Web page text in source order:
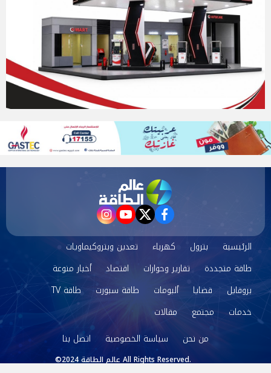
facebook
twitter
youtube
instagram
الرئيسية بترول كهرباء
تعدين وبتروكيماويات
طاقة متجددة
تقارير وحوارات اقتصاد
أخبار منوعة
بروفايل
قضايا ألبومات طاقة سبورت
طاقة TV
خدمات
مجتمع
مقالات
من نحن
سياسة الخصوصية اتصل بنا
©2024 عالم الطاقة All Rights Reserved.